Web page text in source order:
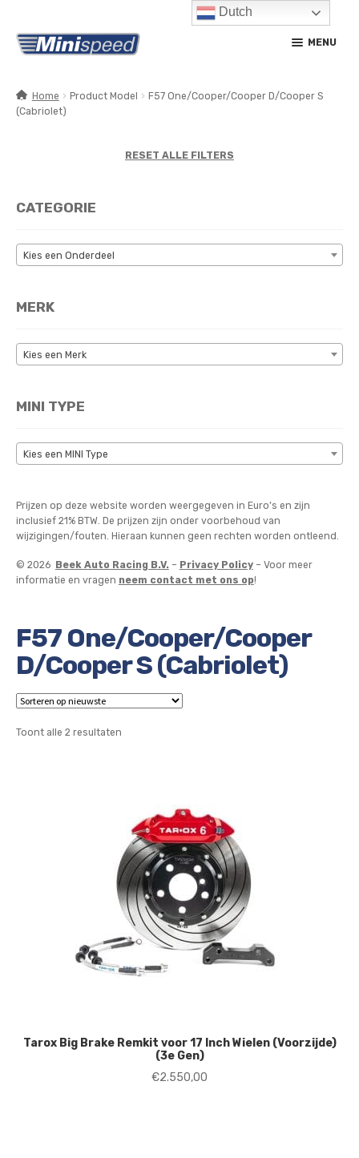
Ga
door
navigatie
Ga
naar
inhoud
MENU
SERVICE / ONDERHOUD
Home Product Model
F57 One/Cooper/Cooper D/Cooper S
(Cabriolet)
F57 One/Cooper/Cooper
D/Cooper S (Cabriolet)
Toont alle 2 resultatenGesorteerd
Tarox Big Brake Remkit voor 17 Inch Wielen (Voorzijde)
(3e Gen)
€2.550,00
RESET ALLE FILTERS
CATEGORIE
Kies een Onderdeel
MERK
Kies een Merk
MINI TYPE
Kies een MINI Type
Prijzen op deze website worden weergegeven in Euro’s en zijn
inclusief 21% BTW. De prijzen zijn onder voorbehoud van
wijzigingen/fouten. Hieraan kunnen geen rechten worden ontleend.
© 2026 Beek Auto Racing B.V. – Privacy Policy– Voor meer
informatie en vragen neem contact met ons op!
Dutch